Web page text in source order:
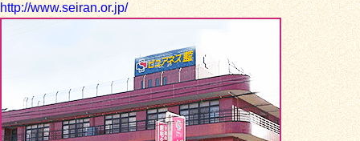
http://www.seiran.or.jp/